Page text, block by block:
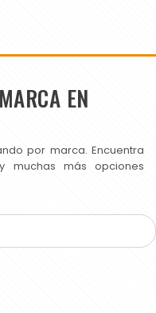
EN
por marca. Encuentra
muchas más opciones